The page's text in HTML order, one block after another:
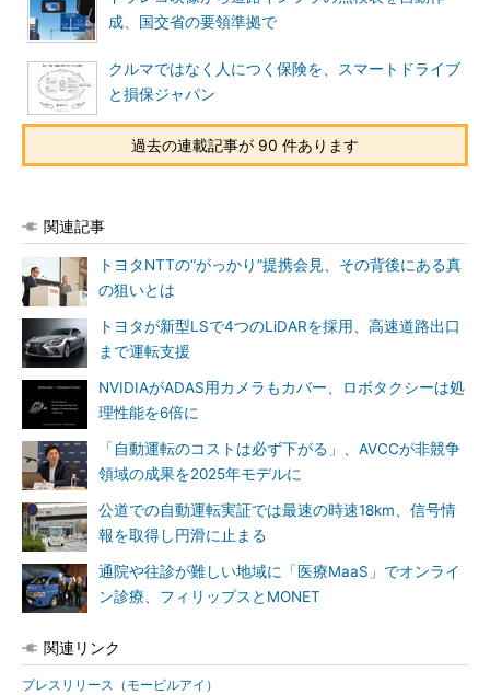
成、国交省の要領準拠で
クルマではなく人につく保険を、スマートドライブ
と損保ジャパン
過去の連載記事が 90 件あります
関連記事
トヨタNTTの“がっかり”提携会見、その背後にある真
の狙いとは
トヨタが新型LSで4つのLiDARを採用、高速道路出口
まで運転支援
NVIDIAがADAS用カメラもカバー、ロボタクシーは処
理性能を6倍に
「自動運転のコストは必ず下がる」、AVCCが非競争
領域の成果を2025年モデルに
公道での自動運転実証では最速の時速18km、信号情
報を取得し円滑に止まる
通院や往診が難しい地域に「医療MaaS」でオンライ
ン診療、フィリップスとMONET
関連リンク
プレスリリース（モービルアイ）